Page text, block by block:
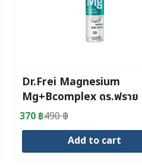
Dr.Frei Magnesium
Mg+Bcomplex ดร.ฟราย
แมกนีเซียม ผสมวิตามินบีรวม
490฿
Original
price
was:
370 ฿
Current
price
is:
Add to cart